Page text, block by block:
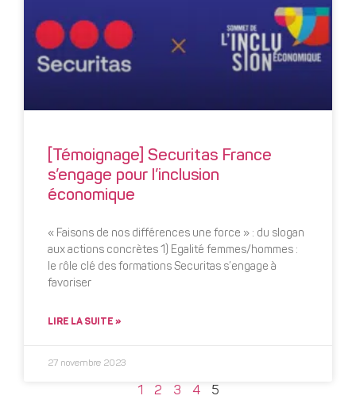
[Témoignage] Securitas France
s’engage pour l’inclusion
économique
« Faisons de nos différences une force » : du slogan
aux actions concrètes 1) Egalité femmes/hommes :
le rôle clé des formations Securitas s’engage à
favoriser
LIRE LA SUITE »
27 novembre 2023
1 2 3 4 5